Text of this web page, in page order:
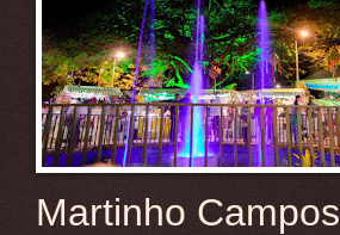
Martinho Campos